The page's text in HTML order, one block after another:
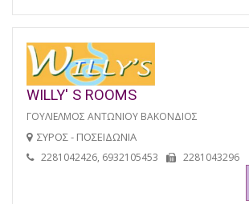
WILLY' S ROOMS
ΓΟΥΛΙΕΛΜΟΣ ΑΝΤΩΝΙΟΥ ΒΑΚΟΝΔΙΟΣ
ΣΥΡΟΣ - ΠΟΣΕΙΔΩΝΙΑ
2281042426, 6932105453 2281043296